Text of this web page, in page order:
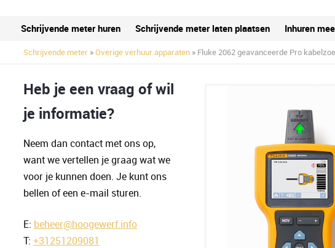
Schrijvende meter huren Schrijvende meter laten plaatsen Inhuren
Schrijvende meter »Overige verhuur apparaten » Fluke 2062 geavanceerde Pro
Heb je een vraag of wil
je informatie?
Neem dan contact met ons op,
want we vertellen je graag wat we
voor je kunnen doen. Je kunt ons
bellen of een e-mail sturen.
E: beheer@hoogewerf.info
T: +31251209081